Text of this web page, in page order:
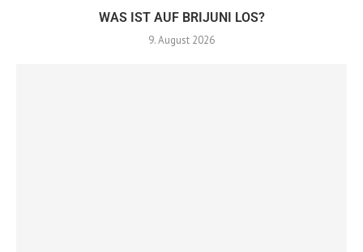
WAS IST AUF BRIJUNI LOS?
9. August 2026